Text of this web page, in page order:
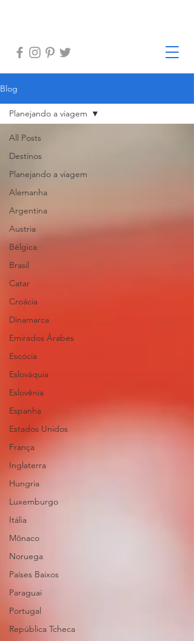
Blog
All Posts
Destinos
Planejando a viagem
Alemanha
Argentina
Austria
Bélgica
Brasil
Catar
Croácia
Dinamarca
Emirados Árabes
Escócia
Eslováquia
Eslovênia
Espanha
Estados Unidos
França
Inglaterra
Hungria
Luxemburgo
Itália
Mônaco
Noruega
Países Baixos
Paraguai
Portugal
República Tcheca
Planejando a viagem